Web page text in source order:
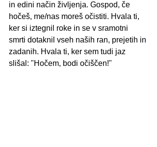
in edini način življenja. Gospod, če
hočeš, me/nas moreš očistiti. Hvala ti,
ker si iztegnil roke in se v sramotni
smrti dotaknil vseh naših ran, prejetih in
zadanih. Hvala ti, ker sem tudi jaz
slišal: "Hočem, bodi očiščen!"